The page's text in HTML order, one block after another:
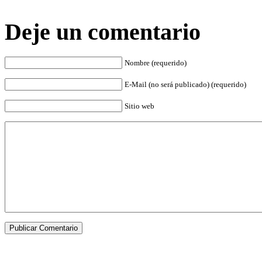
Deje un comentario
Nombre (requerido)
E-Mail (no será publicado) (requerido)
Sitio web